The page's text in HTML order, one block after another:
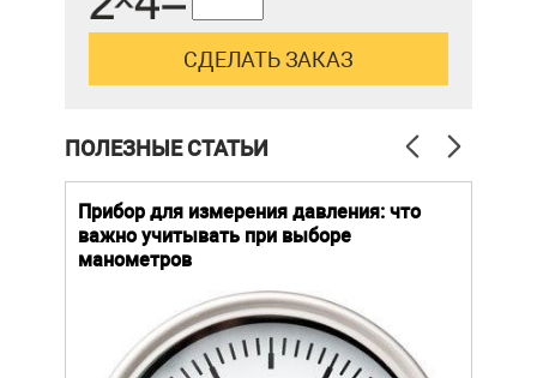
ПОЛЕЗНЫЕ СТАТЬИ
Прибор для измерения давления: что
важно учитывать при выборе
манометров